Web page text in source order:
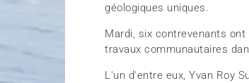
géologiques uniques.
Mardi, six contrevenants
travaux communautaires
L'un d'entre eux, Yvan Roy